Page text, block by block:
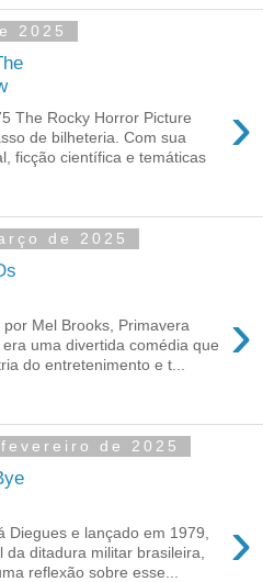
2025
›
The Rocky Horror Picture
de bilheteria. Com sua
ficção científica e temáticas
de 2025
›
Mel Brooks, Primavera
uma divertida comédia que
do entretenimento e t...
de 2025
›
Diegues e lançado em 1979,
da ditadura militar brasileira,
reflexão sobre esse...